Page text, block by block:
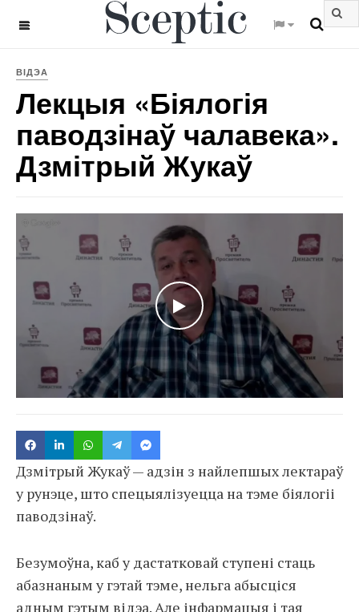
OFF CANVAS
ВІДЭА
Лекцыя «Біялогія
паводзінаў чалавека».
Дзмітрый Жукаў
WATCH THE VIDEO
Дзмітрый Жукаў — адзін з найлепшых лектараў
у рунэце, што спецыялізуецца на тэме біялогіі
паводзінаў.
Безумоўна, каб у дастатковай ступені стаць
абазнаным у гэтай тэме, нельга абысціся
адным гэтым відэа. Але інфармацыя і тая